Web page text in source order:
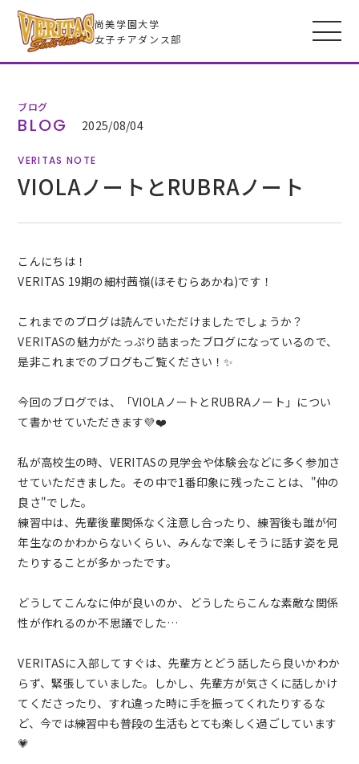
尚美学園大学
女子チアダンス部
VERITASとは
メンバー
フォトギャラリー
全米大会
高校生のみなさんへ
新着情報
ブログ
お問い合わせ
よくあるご質問
プライバシーポリシー
ブログ
BLOG 2025/08/04
VERITAS NOTE
VIOLAノートとRUBRAノート
こんにちは！
VERITAS 19期の細村茜嶺(ほそむらあかね)です！
これまでのブログは読んでいただけましたでしょうか？
VERITASの魅力がたっぷり詰まったブログになっているので、
是非これまでのブログもご覧ください！✨
今回のブログでは、「VIOLAノートとRUBRAノート」につい
て書かせていただきます💜❤️
私が高校生の時、VERITASの見学会や体験会などに多く参加さ
せていただきました。その中で1番印象に残ったことは、"仲の
良さ"でした。
練習中は、先輩後輩関係なく注意し合ったり、練習後も誰が何
年生なのかわからないくらい、みんなで楽しそうに話す姿を見
たりすることが多かったです。
どうしてこんなに仲が良いのか、どうしたらこんな素敵な関係
性が作れるのか不思議でした…
VERITASに入部してすぐは、先輩方とどう話したら良いかわか
らず、緊張していました。しかし、先輩方が気さくに話しかけ
てくださったり、すれ違った時に手を振ってくれたりするな
ど、今では練習中も普段の生活もとても楽しく過ごしています
💗